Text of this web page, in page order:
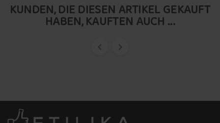
KUNDEN, DIE DIESEN ARTIKEL GEKAUFT
HABEN, KAUFTEN AUCH ...
 